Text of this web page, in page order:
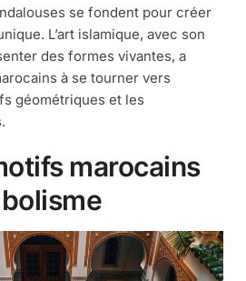
se fondent pour créer
L’art islamique, avec son
des formes vivantes, a
à se tourner vers
géométriques et les
marocains